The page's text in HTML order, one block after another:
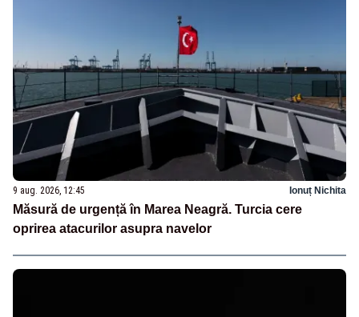
9 aug. 2026, 12:45 Ionuț Nichita
Măsură de urgență în Marea Neagră. Turcia cere
oprirea atacurilor asupra navelor